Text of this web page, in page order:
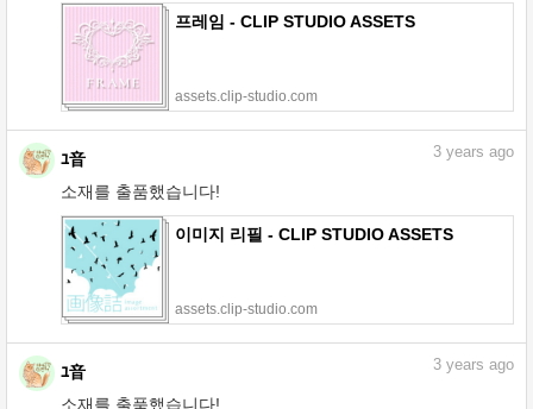
프레임 - CLIP STUDIO ASSETS
assets.clip-studio.com
ﾕ音
소재를 출품했습니다!
3 years ago
이미지 리필 - CLIP STUDIO ASSETS
assets.clip-studio.com
ﾕ音
소재를 출품했습니다!
3 years ago